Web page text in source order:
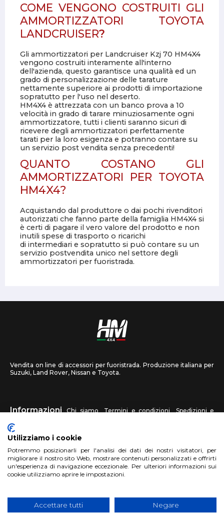
COME VENGONO COSTRUITI GLI
AMMORTIZZATORI TOYOTA
LANDCRUISER?
Gli ammortizzatori per Landcruiser Kzj 70 HM4X4
vengono costruiti interamente all'interno
dell'azienda, questo garantisce una qualità ed un
grado di personalizzazione delle tarature
nettamente superiore ai prodotti di importazione
sopratutto per l'uso nel deserto.
HM4X4 è attrezzata con un banco prova a 10
velocità in grado di tarare minuziosamente ogni
ammortizzatore, tutti i clienti saranno sicuri di
ricevere degli ammortizzatori perfettamente
tarati per la loro esigenza e potranno contare su
un servizio post vendita senza precedenti!
QUANTO COSTANO GLI
AMMORTIZZATORI PER TOYOTA
HM4X4?
Acquistando dal produttore o dai pochi rivenditori
autorizzati che fanno parte della famiglia HM4X4 si
è certi di pagare il vero valore del prodotto e non
inutili spese di trasporto o ricarichi
di intermediari e sopratutto si può contare su un
servizio postvendita unico nel settore degli
ammortizzatori per fuoristrada.
Vendita on line di accessori per fuoristrada. Produzione italiana per
Suzuki, Land Rover, Nissan e Toyota.
Informazioni Chi siamo Termini e condizioni
Spedizioni e
recessi
HM4X4 FAQ Centri assistenza Invia una foto
Account Registrati Accedi
Utilizziamo i cookie
Potremmo posizionarli per l'analisi dei dati dei nostri visitatori, per
migliorare il nostro sito Web, mostrare contenuti personalizzati e offrirti
un'esperienza di navigazione eccezionale. Per ulteriori informazioni sui
cookie utilizziamo aprire le impostazioni.
Accettare tutti Negare